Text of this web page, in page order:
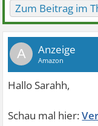
Zum Beitrag im
A